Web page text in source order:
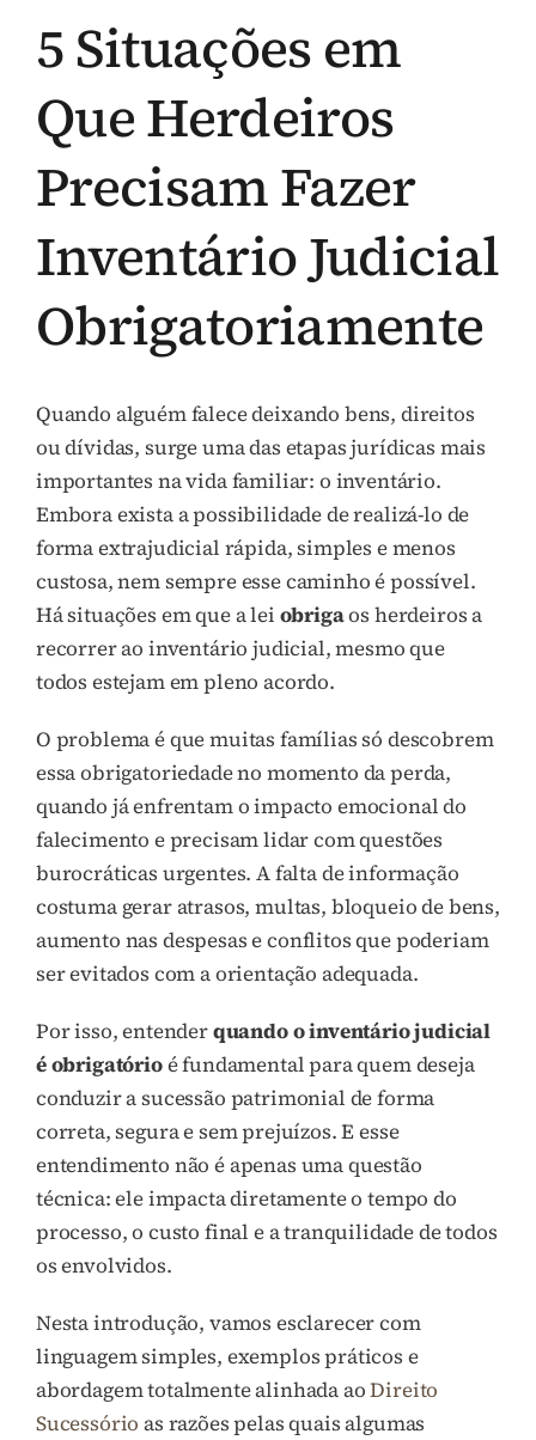
5 Situações em
Que Herdeiros
Precisam Fazer
Inventário Judicial
Obrigatoriamente
Quando alguém falece deixando bens, direitos
ou dívidas, surge uma das etapas jurídicas mais
importantes na vida familiar: o inventário.
Embora exista a possibilidade de realizá-lo de
forma extrajudicial rápida, simples e menos
custosa, nem sempre esse caminho é possível.
Há situações em que a lei obrigaos herdeiros a
recorrer ao inventário judicial, mesmo que
todos estejam em pleno acordo.
O problema é que muitas famílias só descobrem
essa obrigatoriedade no momento da perda,
quando já enfrentam o impacto emocional do
falecimento e precisam lidar com questões
burocráticas urgentes. A falta de informação
costuma gerar atrasos, multas, bloqueio de bens,
aumento nas despesas e conflitos que poderiam
ser evitados com a orientação adequada.
Por isso, entenderquando o inventário judicial
é obrigatórioé fundamental para quem deseja
conduzir a sucessão patrimonial de forma
correta, segura e sem prejuízos. E esse
entendimento não é apenas uma questão
técnica: ele impacta diretamente o tempo do
processo, o custo final e a tranquilidade de todos
os envolvidos.
Nesta introdução, vamos esclarecer com
linguagem simples, exemplos práticos e
abordagem totalmente alinhada aoDireito
Sucessório as razões pelas quais algumas